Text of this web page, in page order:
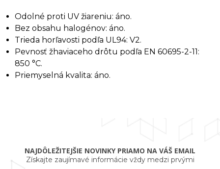
Odolné proti UV žiareniu: áno.
Bez obsahu halogénov: áno.
Trieda horľavosti podľa UL94: V2.
Pevnosť žhaviaceho drôtu podľa EN 60695-2-11:
850 °C.
Priemyselná kvalita: áno.
NAJDÔLEŽITEJŠIE NOVINKY PRIAMO NA VÁŠ EMAIL
Získajte zaujímavé informácie vždy medzi prvými